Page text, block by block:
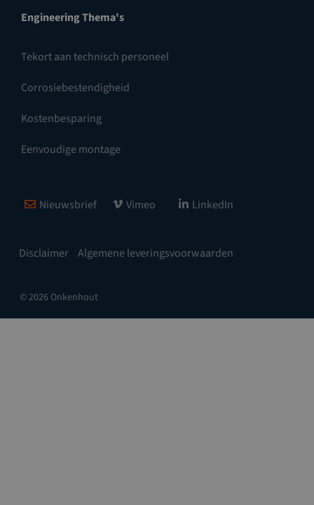
Engineering Thema's
Tekort aan technisch personeel
Corrosiebestendigheid
Kostenbesparing
Eenvoudige montage
Disclaimer Algemene leveringsvoorwaarden
Nieuwsbrief Vimeo LinkedIn
© 2026 Onkenhout